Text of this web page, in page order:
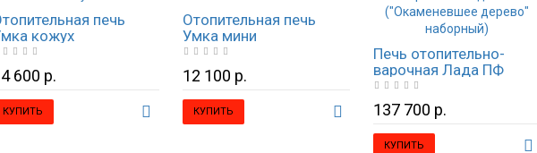
печь
кожух
600 р.
КУПИТЬ
Отопительная печь
Умка мини
12 100 р.
КУПИТЬ
Печь отопительно-
варочная Лада ПФ
("Окаменевшее дерево"
наборный)
137 700 р.
КУПИТЬ